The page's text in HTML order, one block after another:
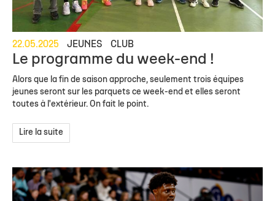
22.05.2025 JEUNES CLUB
Le programme du week-end !
Alors que la fin de saison approche, seulement trois équipes
jeunes seront sur les parquets ce week-end et elles seront
toutes à l'extérieur. On fait le point.
Lire la suite